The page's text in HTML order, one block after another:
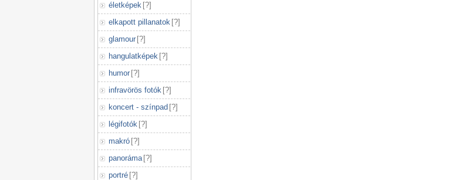
életképek [?]
elkapott pillanatok [?]
glamour [?]
hangulatképek [?]
humor [?]
infravörös fotók [?]
koncert - színpad [?]
légifotók [?]
makró [?]
panoráma [?]
portré [?]